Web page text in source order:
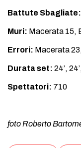
Battute Sbagliate:
Muri: Macerata 15,
Errori: Macerata
Durata set: 24’,
Spettatori: 710
foto Roberto